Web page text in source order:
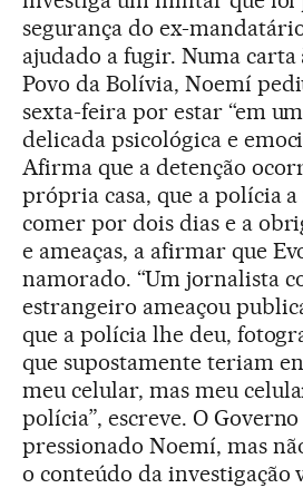
segurança do ex-
ajudado a fugir. Numa carta
Povo da Bolívia, Noemí
sexta-feira por estar “em
delicada psicológica e
Afirma que a detenção
própria casa, que a polícia
comer por dois dias e a
e ameaças, a afirmar que
namorado. “Um jornalista
estrangeiro ameaçou
que a polícia lhe deu,
que supostamente teriam
meu celular, mas meu
polícia”, escreve. O
pressionado Noemí, mas
o conteúdo da investigação